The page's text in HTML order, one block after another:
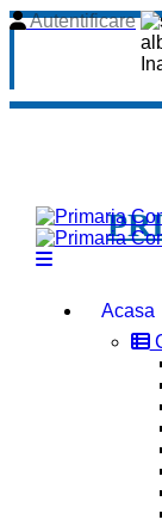
Autentificare
Acasa